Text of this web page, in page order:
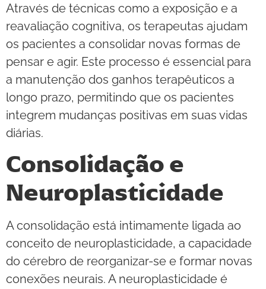
Através de técnicas como a exposição e a
reavaliação cognitiva, os terapeutas ajudam
os pacientes a consolidar novas formas de
pensar e agir. Este processo é essencial para
a manutenção dos ganhos terapêuticos a
longo prazo, permitindo que os pacientes
integrem mudanças positivas em suas vidas
diárias.
Consolidação e
Neuroplasticidade
A consolidação está intimamente ligada ao
conceito de neuroplasticidade, a capacidade
do cérebro de reorganizar-se e formar novas
conexões neurais. A neuroplasticidade é